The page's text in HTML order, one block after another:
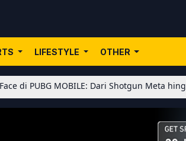
LIFESTYLE OTHER
MOBILE: Dari Shotgun Meta hingga All-